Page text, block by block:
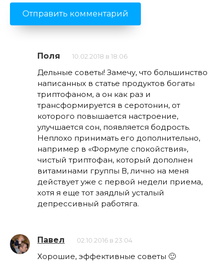
Поля 10.02.2018 в 18:06
Дельные советы! Замечу, что большинство
написанных в статье продуктов богаты
триптофаном, а он как раз и
трансформируется в серотонин, от
которого повышается настроение,
улучшается сон, появляется бодрость.
Неплохо принимать его дополнительно,
например в «Формуле спокойствия»,
чистый триптофан, который дополнен
витаминами группы В, лично на меня
действует уже с первой недели приема,
хотя я еще тот заядлый усталый
депрессивный работяга.
Павел 02.10.2016 в 23:04
Хорошие, эффективные советы 🙂